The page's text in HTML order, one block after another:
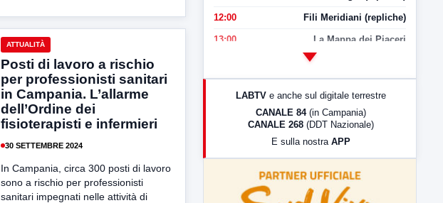
ATTUALITÀ
Posti di lavoro a rischio
per professionisti sanitari
in Campania. L’allarme
dell’Ordine dei
fisioterapisti e infermieri
30 SETTEMBRE 2024
In Campania, circa 300 posti di lavoro
sono a rischio per professionisti
sanitari impegnati nelle attività di
12:00 Fili Meridiani (repliche)
13:00 La Mappa dei Piaceri
LabNews (Diretta)
LabNews (replica)
LABTV e anche sul digitale terrestre
CANALE 84 (in Campania)
CANALE 268 (DDT Nazionale)
E sulla nostra APP